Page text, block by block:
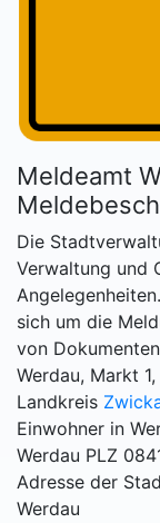
Meldeamt
Die
Verwaltung und
sich um die
von
Werdau, Markt
Landkreis
Einwohner in
Werdau PLZ
Adresse der
Werdau